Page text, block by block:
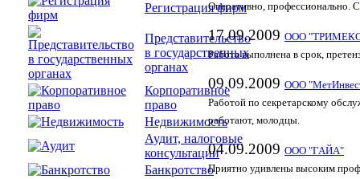
Регистрация фирм
Представительство
в государственных
органах
Корпоративное
право
Недвижимость
Аудит, налоговые
консультации
Банкротство
Оперативно, профессионально.
17.09.2009 ООО
Работа выполнена в срок,
09.09.2009 ООО
Работой по секретарскому
работают, молодцы.
04.09.2009 ООО "ГАЙА"
Приятно удивлены высоким